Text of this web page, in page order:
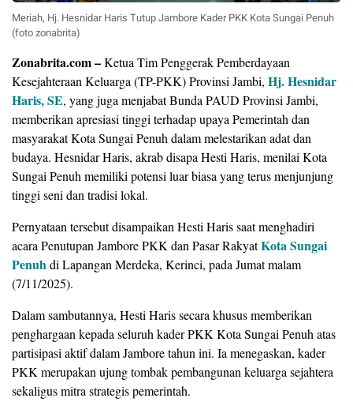
Meriah, Hj. Hesnidar Haris Tutup Jambore Kader PKK Kota Sungai Penuh
(foto zonabrita)
Zonabrita.com –Ketua Tim Penggerak Pemberdayaan
Kesejahteraan Keluarga (TP-PKK) Provinsi Jambi, Hj. Hesnidar
Haris, SE, yang juga menjabat Bunda PAUD Provinsi Jambi,
memberikan apresiasi tinggi terhadap upaya Pemerintah dan
masyarakat Kota Sungai Penuh dalam melestarikan adat dan
budaya. Hesnidar Haris, akrab disapa Hesti Haris, menilai Kota
Sungai Penuh memiliki potensi luar biasa yang terus menjunjung
tinggi seni dan tradisi lokal.
​Pernyataan tersebut disampaikan Hesti Haris saat menghadiri
acara Penutupan Jambore PKK dan Pasar RakyatKota Sungai
Penuhdi Lapangan Merdeka, Kerinci, pada Jumat malam
(7/11/2025).
Dalam sambutannya, Hesti Haris secara khusus memberikan
penghargaan kepada seluruh kader PKK Kota Sungai Penuh atas
partisipasi aktif dalam Jambore tahun ini. Ia menegaskan, kader
PKK merupakan ujung tombak pembangunan keluarga sejahtera
sekaligus mitra strategis pemerintah.